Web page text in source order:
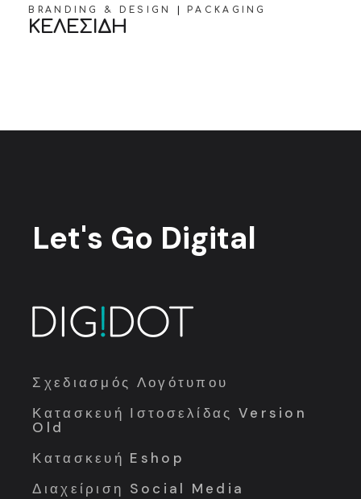
BRANDING & DESIGN PACKAGING
ΚΕΛΕΣΙΔΗ
Let's Go Digital
Σχεδιασμός Λογότυπου
Κατασκευή Ιστοσελίδας Version
Old
Κατασκευή Eshop
Διαχείριση Social Media